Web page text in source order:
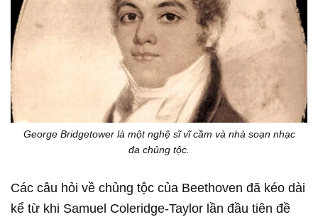
George Bridgetower là một nghệ sĩ vĩ cầm và nhà soạn nhạc
đa chủng tộc.
Các câu hỏi về chủng tộc của Beethoven đã kéo dài
kể từ khi Samuel Coleridge-Taylor lần đầu tiên đề